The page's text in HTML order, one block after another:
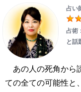
占い
占術
と話
あの人の死角から
ての全ての可能性